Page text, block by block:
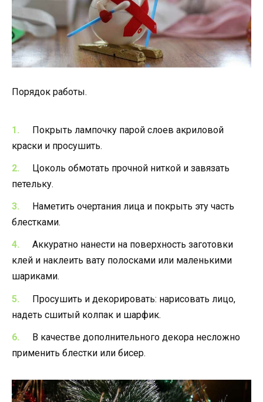
Порядок работы.
Покрыть лампочку парой слоев акриловой
краски и просушить.
Цоколь обмотать прочной ниткой и завязать
петельку.
Наметить очертания лица и покрыть эту часть
блестками.
Аккуратно нанести на поверхность заготовки
клей и наклеить вату полосками или маленькими
шариками.
Просушить и декорировать: нарисовать лицо,
надеть сшитый колпак и шарфик.
В качестве дополнительного декора несложно
применить блестки или бисер.